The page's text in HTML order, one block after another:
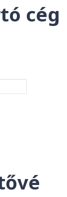
cég